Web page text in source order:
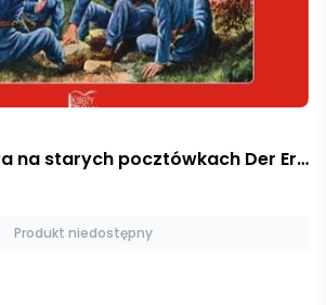
Produkt niedostępny